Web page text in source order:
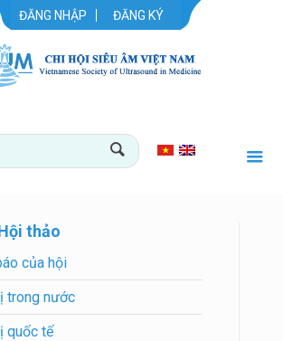
ĐĂNG NHẬP ĐĂNG KÝ
thảo
của hội
trong nước
quốc tế